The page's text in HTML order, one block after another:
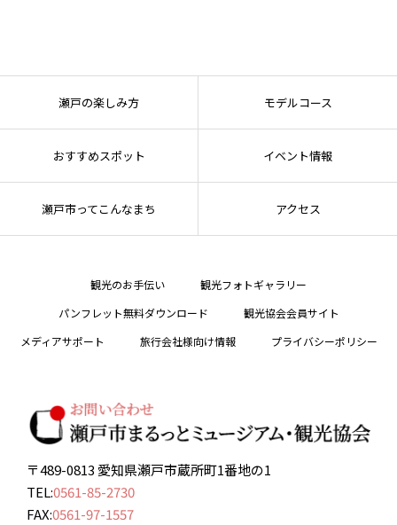
瀬戸の楽しみ方 モデルコース
おすすめスポット イベント情報
瀬戸市ってこんなまち アクセス
観光のお手伝い
観光フォトギャラリー
パンフレット無料ダウンロード
観光協会会員サイト
メディアサポート
旅行会社様向け情報 プライバシーポリシー
〒489-0813 愛知県瀬戸市蔵所町1番地の1
TEL:0561-85-2730
FAX:0561-97-1557